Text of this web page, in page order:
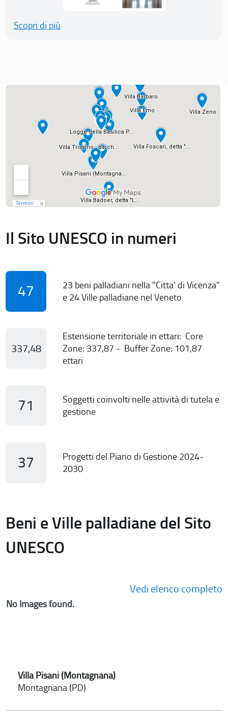
Scopri di più
Il Sito UNESCO in numeri
47
23 beni palladiani nella "Citta' di Vicenza"
e 24 Ville palladiane nel Veneto
337,48
Estensione territoriale in ettari: Core
Zone: 337,87 - Buffer Zone: 101,87
ettari
71
Soggetti coinvolti nelle attività di tutela e
gestione
37
Progetti del Piano di Gestione 2024-
2030
Beni e Ville palladiane del Sito
UNESCO
Vedi elenco completo
No Images found.
Villa Pisani (Montagnana)
Montagnana (PD)